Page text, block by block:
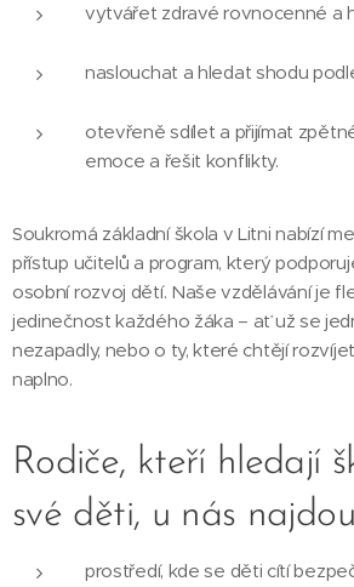
vytvářet zdravé rovnocenné a
naslouchat a hledat shodu
otevřeně sdílet a přijímat
emoce a řešit konflikty.
Soukromá základní škola v Litni nabízí
přístup učitelů a program, který
osobní rozvoj dětí. Naše vzdělávání je
jedinečnost každého žáka – ať už se
nezapadly, nebo o ty, které chtějí
naplno.
Rodiče, kteří hledají
své děti, u nás
prostředí, kde se děti cítí